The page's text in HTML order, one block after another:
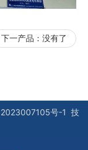
下一产品： 没有了
号-1 技